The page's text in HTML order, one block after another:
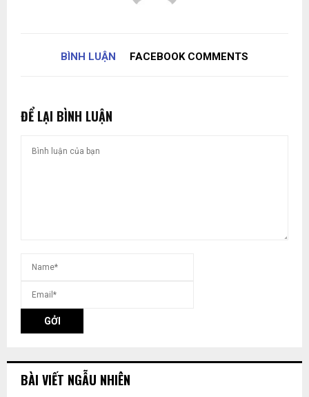
BÌNH LUẬN FACEBOOK COMMENTS
ĐỂ LẠI BÌNH LUẬN
BÀI VIẾT NGẪU NHIÊN